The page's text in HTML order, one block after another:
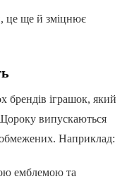
це ще й зміцнює
брендів іграшок, який
випускаються
Наприклад:
емблемою та